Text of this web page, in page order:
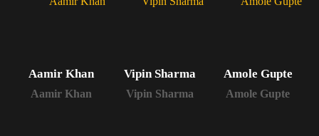
Amole Gupte
Amole Gupte
Vipin Sharma
Vipin Sharma
Aamir Khan
Aamir Khan